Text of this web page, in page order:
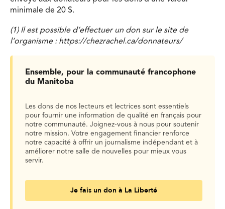
minimale de 20 $.
(1) Il est possible d’effectuer un don sur le site de
l’organisme : https://chezrachel.ca/donnateurs/
Ensemble, pour la communauté francophone
du Manitoba
Les dons de nos lecteurs et lectrices sont essentiels
pour fournir une information de qualité en français pour
notre communauté. Joignez-vous à nous pour soutenir
notre mission. Votre engagement financier renforce
notre capacité à offrir un journalisme indépendant et à
améliorer notre salle de nouvelles pour mieux vous
servir.
Je fais un don à La Liberté